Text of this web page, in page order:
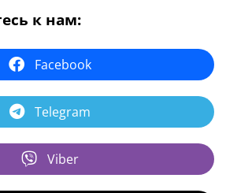
к нам:
Facebook
Telegram
Viber